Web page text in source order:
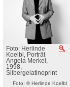
Foto: Herlinde
Koelbl, Porträt
Angela Merkel,
1998,
Silbergelatineprint
Foto: © Herlinde Koelbl